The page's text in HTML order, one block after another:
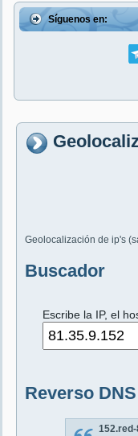
Síguenos en:
Geolocalización de ip's
Buscador
Escribe la IP, el
Reverso DNS